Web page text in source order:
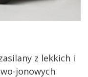
z lekkich i
jonowych